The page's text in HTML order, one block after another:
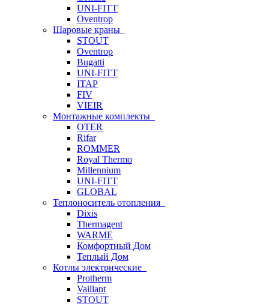
UNI-FITT
Oventrop
Шаровые краны
STOUT
Oventrop
Bugatti
UNI-FITT
ITAP
FIV
VIEIR
Монтажные комплекты
OTER
Rifar
ROMMER
Royal Thermo
Millennium
UNI-FITT
GLOBAL
Теплоноситель отопления
Dixis
Thermagent
WARME
Комфортный Дом
Теплый Дом
Котлы электрические
Protherm
Vaillant
STOUT